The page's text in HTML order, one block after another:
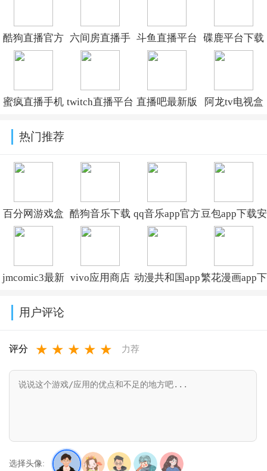
酷狗直播官方
最新版本下载
六间房直播手
机版官方下载
斗鱼直播平台
v8.1.9.0
碟鹿平台下载
安装免费
蜜疯直播手机 twitch直播平台 直播吧最新版 阿龙tv电视盒
热门推荐
百分网游戏盒
子官方免费下
酷狗音乐下载
免费2026最新
qq音乐app官方
下载最新版本
豆包app下载安
装新版本
jmcomic3最新 vivo应用商店 动漫共和国app繁花漫画app下
用户评论
评分 ★ ★ ★ ★ ★ 力荐
选择头像: